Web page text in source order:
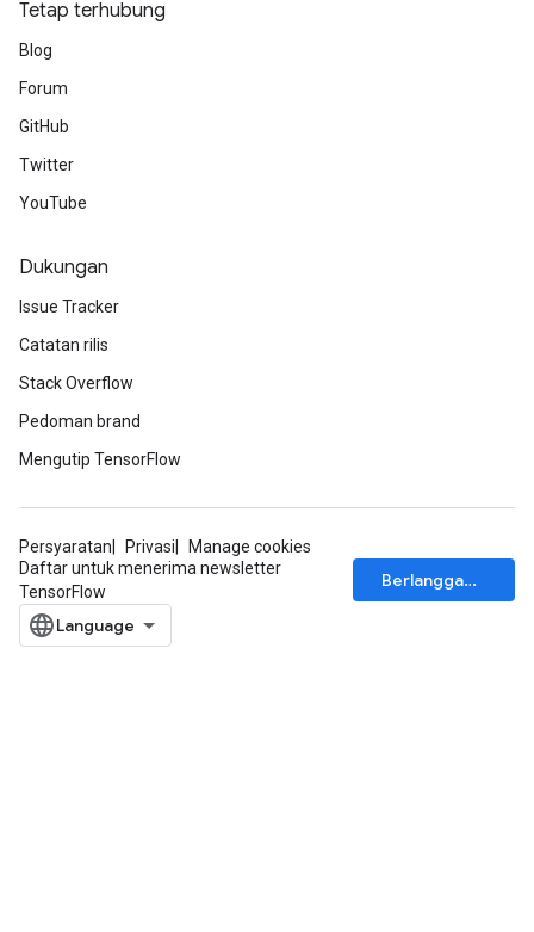
Tetap terhubung
Blog
Forum
GitHub
Twitter
YouTube
Dukungan
Issue Tracker
Catatan rilis
Stack Overflow
Pedoman brand
Mengutip TensorFlow
Persyaratan Privasi
Manage cookies
Daftar untuk menerima newsletter
TensorFlow
Berlangganan